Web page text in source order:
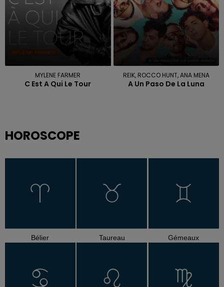
MYLENE FARMER
C Est A Qui Le Tour
REIK, ROCCO HUNT, ANA MENA
A Un Paso De La Luna
HOROSCOPE
Bélier Taureau Gémeaux